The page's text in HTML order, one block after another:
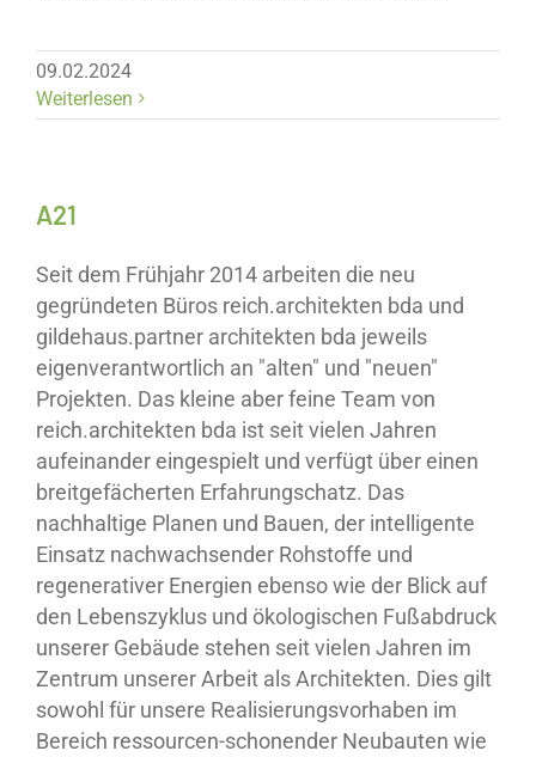
09.02.2024
Weiterlesen
A21
Seit dem Frühjahr 2014 arbeiten die neu
gegründeten Büros reich.architekten bda und
gildehaus.partner architekten bda jeweils
eigenverantwortlich an "alten" und "neuen"
Projekten. Das kleine aber feine Team von
reich.architekten bda ist seit vielen Jahren
aufeinander eingespielt und verfügt über einen
breitgefächerten Erfahrungschatz. Das
nachhaltige Planen und Bauen, der intelligente
Einsatz nachwachsender Rohstoffe und
regenerativer Energien ebenso wie der Blick auf
den Lebenszyklus und ökologischen Fußabdruck
unserer Gebäude stehen seit vielen Jahren im
Zentrum unserer Arbeit als Architekten. Dies gilt
sowohl für unsere Realisierungsvorhaben im
Bereich ressourcen-schonender Neubauten wie